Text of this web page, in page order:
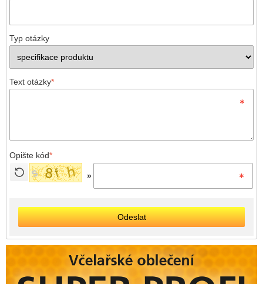
Typ otázky
Text otázky*
Opište kód*
»
Odeslat